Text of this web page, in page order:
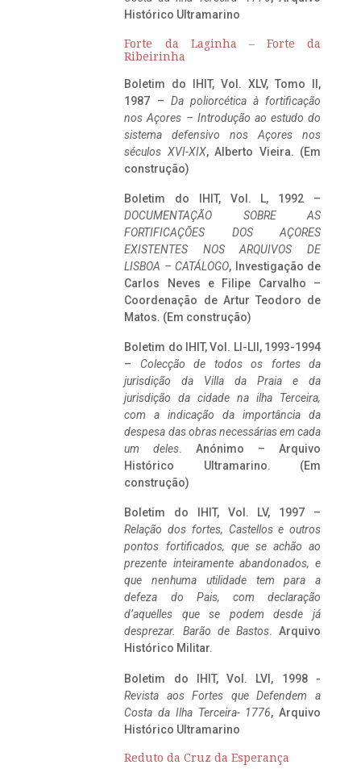
Histórico Ultramarino
Forte da Laginha – Forte da
Ribeirinha
Boletim do IHIT, Vol. XLV, Tomo II,
1987 – Da poliorcética à fortificação
nos Açores – Introdução ao estudo do
sistema defensivo nos Açores nos
séculos XVI-XIX, Alberto Vieira. (Em
construção)
Boletim do IHIT, Vol. L, 1992 –
DOCUMENTAÇÃO SOBRE AS
FORTIFICAÇÕES DOS AÇORES
EXISTENTES NOS ARQUIVOS DE
LISBOA – CATÁLOGO, Investigação de
Carlos Neves e Filipe Carvalho –
Coordenação de Artur Teodoro de
Matos. (Em construção)
Boletim do IHIT, Vol. LI-LII, 1993-1994
– Colecção de todos os fortes da
jurisdição da Villa da Praia e da
jurisdição da cidade na ilha Terceira,
com a indicação da importância da
despesa das obras necessárias em cada
um deles. Anónimo – Arquivo
Histórico Ultramarino. (Em
construção)
Boletim do IHIT, Vol. LV, 1997 –
Relação dos fortes, Castellos e outros
pontos fortificados, que se achão ao
prezente inteiramente abandonados, e
que nenhuma utilidade tem para a
defeza do Pais, com declaração
d’aquelles que se podem desde já
desprezar. Barão de Bastos. Arquivo
Histórico Militar.
Boletim do IHIT, Vol. LVI, 1998 -
Revista aos Fortes que Defendem a
Costa da Ilha Terceira- 1776, Arquivo
Histórico Ultramarino
Reduto da Cruz da Esperança